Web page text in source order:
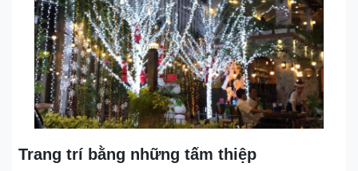
Trang trí bằng những tấm thiệp